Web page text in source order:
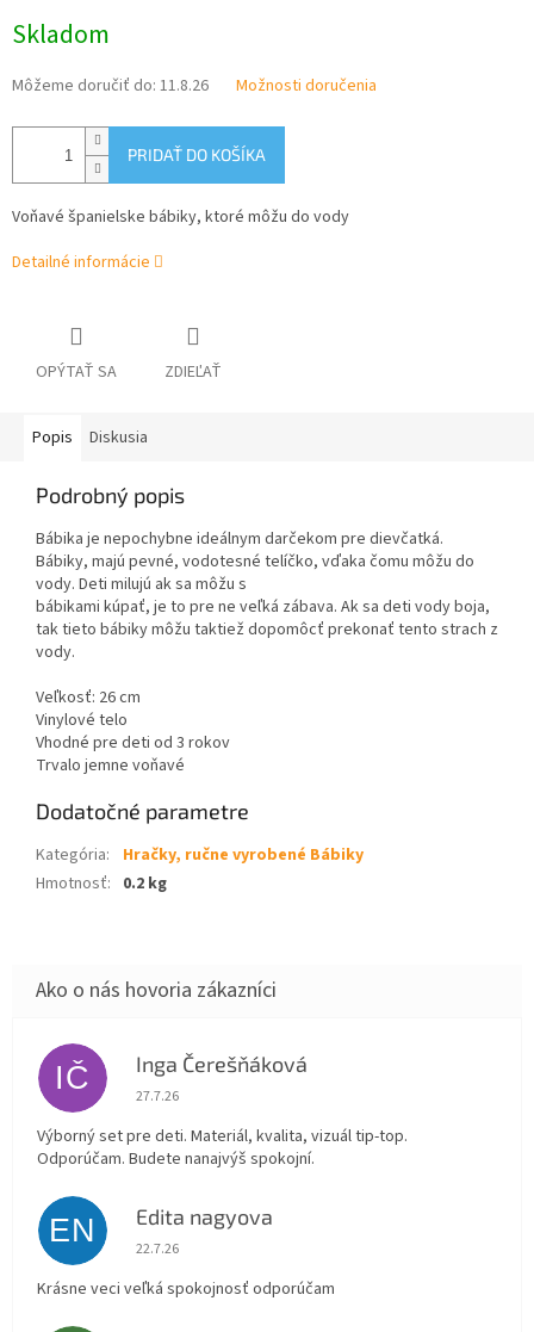
cena:
Skladom
Môžeme doručiť do: 11.8.26 Možnosti doručenia
PRIDAŤ DO KOŠÍKA
Voňavé španielske bábiky, ktoré môžu do vody
Detailné informácie
OPÝTAŤ SA ZDIEĽAŤ
Popis Diskusia
Podrobný popis
Bábika je nepochybne ideálnym darčekom pre dievčatká.
Bábiky, majú pevné, vodotesné telíčko, vďaka čomu môžu do
vody. Deti milujú ak sa môžu s
bábikami kúpať, je to pre ne veľká zábava. Ak sa deti vody boja,
tak tieto bábiky môžu taktiež dopomôcť prekonať tento strach z
vody.
Veľkosť: 26 cm
Vinylové telo
Vhodné pre deti od 3 rokov
Trvalo jemne voňavé
Dodatočné parametre
Kategória:
Hračky, ručne vyrobené Bábiky
Hmotnosť: 0.2 kg
IČ Inga Čerešňáková
Hodnotenie obchodu je 5 z 5 hviezdičiek.
27.7.26
Výborný set pre deti. Materiál, kvalita, vizuál tip-top.
Odporúčam. Budete nanajvýš spokojní.
EN Edita nagyova
Hodnotenie obchodu je 5 z 5 hviezdičiek.
22.7.26
Krásne veci veľká spokojnosť odporúčam